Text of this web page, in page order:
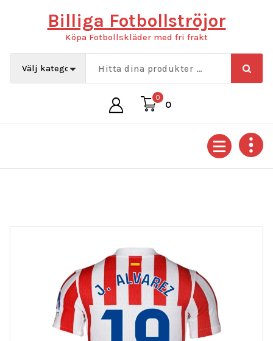
Billiga Fotbollströjor
Köpa Fotbollskläder med fri frakt
0
0